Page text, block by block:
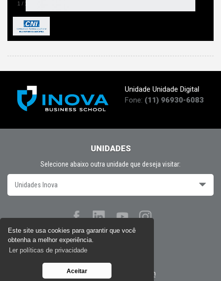
Este site usa cookies para garantir que você
obtenha a melhor experiência.
Ler políticas de privacidade
Aceitar
1 / 1
Unidade Unidade Digital
Fone: (11) 96930-6083
UNIDADES
Selecione abaixo outra unidade que deseja visitar:
Unidades Inova
Políticas de privacidade
Desenvolvido por